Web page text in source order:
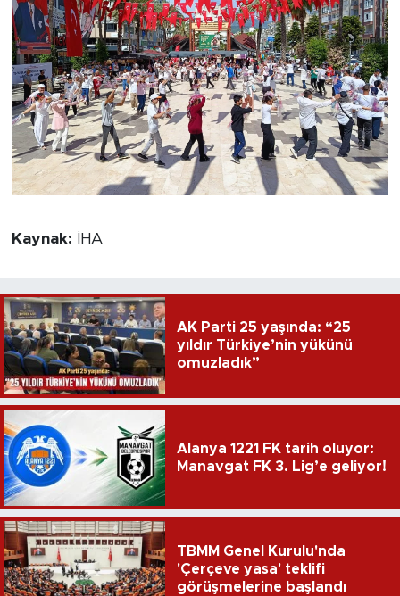
Kaynak: İHA
AK Parti 25 yaşında: “25
yıldır Türkiye’nin yükünü
omuzladık”
Alanya 1221 FK tarih oluyor:
Manavgat FK 3. Lig’e geliyor!
TBMM Genel Kurulu'nda
'Çerçeve yasa' teklifi
görüşmelerine başlandı